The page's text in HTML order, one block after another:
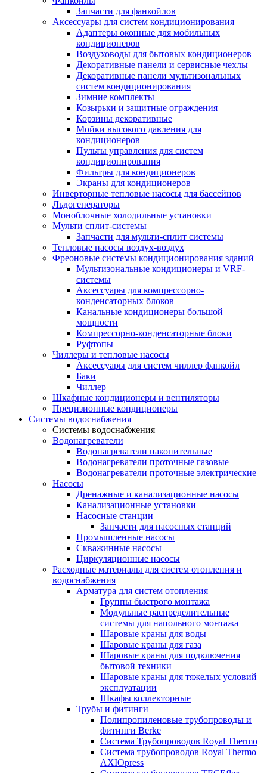
Запчасти для фанкойлов
Аксессуары для систем кондиционирования
Адаптеры оконные для мобильных
кондиционеров
Воздуховоды для бытовых кондиционеров
Декоративные панели и сервисные чехлы
Декоративные панели мультизональных
систем кондиционирования
Зимние комплекты
Козырьки и защитные ограждения
Корзины декоративные
Мойки высокого давления для
кондиционеров
Пульты управления для систем
кондиционирования
Фильтры для кондиционеров
Экраны для кондиционеров
Инверторные тепловые насосы для бассейнов
Льдогенераторы
Моноблочные холодильные установки
Мульти сплит-системы
Запчасти для мульти-сплит системы
Тепловые насосы воздух-воздух
Фреоновые системы кондиционирования зданий
Мультизональные кондиционеры и VRF-
системы
Аксессуары для компрессорно-
конденсаторных блоков
Канальные кондиционеры большой
мощности
Компрессорно-конденсаторные блоки
Руфтопы
Чиллеры и тепловые насосы
Аксессуары для систем чиллер фанкойл
Баки
Чиллер
Шкафные кондиционеры и вентиляторы
Прецизионные кондиционеры
Системы водоснабжения
Системы водоснабжения
Водонагреватели
Водонагреватели накопительные
Водонагреватели проточные газовые
Водонагреватели проточные электрические
Насосы
Дренажные и канализационные насосы
Канализационные установки
Насосные станции
Запчасти для насосных станций
Промышленные насосы
Скважинные насосы
Циркуляционные насосы
Расходные материалы для систем отопления и
водоснабжения
Арматура для систем отопления
Группы быстрого монтажа
Модульные распределительные
системы для напольного монтажа
Шаровые краны для воды
Шаровые краны для газа
Шаровые краны для подключения
бытовой техники
Шаровые краны для тяжелых условий
эксплуатации
Шкафы коллекторные
Трубы и фитинги
Полипропиленовые трубопроводы и
фитинги Berke
Система Трубопроводов Royal Thermo
Система трубопроводов Royal Thermo
AXIOpress